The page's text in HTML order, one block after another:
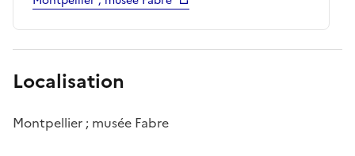
Localisation
Montpellier ; musée Fabre